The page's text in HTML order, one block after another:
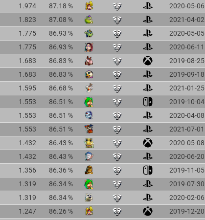
1.974 87.18 %
2020-05-06
1.823 87.08 %
2021-04-02
1.775 86.93 %
2020-05-05
1.775 86.93 %
2020-06-11
1.683 86.83 %
2019-08-25
1.683 86.83 %
2019-09-18
1.595 86.68 %
2021-01-25
1.553 86.51 %
2019-10-04
1.553 86.51 %
2020-04-08
1.553 86.51 %
2021-07-01
1.432 86.43 %
2020-05-08
1.432 86.43 %
2020-06-20
1.356 86.36 %
2019-11-05
1.319 86.34 %
2019-07-30
1.319 86.34 %
2020-02-06
1.247 86.26 %
2019-12-20